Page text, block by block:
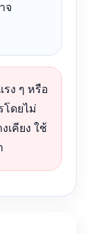
จ
รง ๆ หรือ
ดยไม่
เคียง ใช้